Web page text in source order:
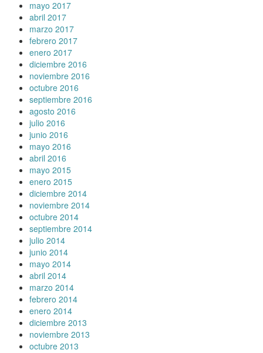
mayo 2017
abril 2017
marzo 2017
febrero 2017
enero 2017
diciembre 2016
noviembre 2016
octubre 2016
septiembre 2016
agosto 2016
julio 2016
junio 2016
mayo 2016
abril 2016
mayo 2015
enero 2015
diciembre 2014
noviembre 2014
octubre 2014
septiembre 2014
julio 2014
junio 2014
mayo 2014
abril 2014
marzo 2014
febrero 2014
enero 2014
diciembre 2013
noviembre 2013
octubre 2013